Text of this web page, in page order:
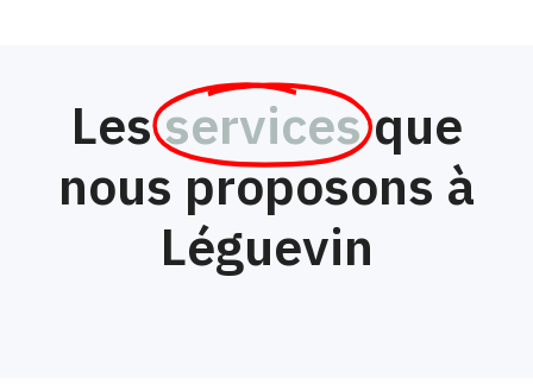
Lesservices que
nous proposons à
Léguevin